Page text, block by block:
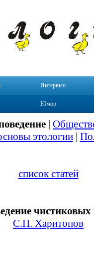
Интервью
Юмор
|
этологии|
список статей
С.П. Харитонов